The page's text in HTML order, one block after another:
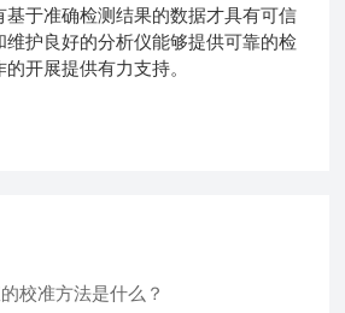
基于准确检测结果的数据才具有可信
维护良好的分析仪能够提供可靠的检
开展提供有力支持。
校准方法是什么？